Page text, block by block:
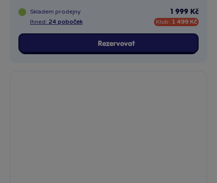
Skladem prodejny
Ihned: 24 poboček
1 999 Kč
Klub: 1 499 Kč
Rezervovat